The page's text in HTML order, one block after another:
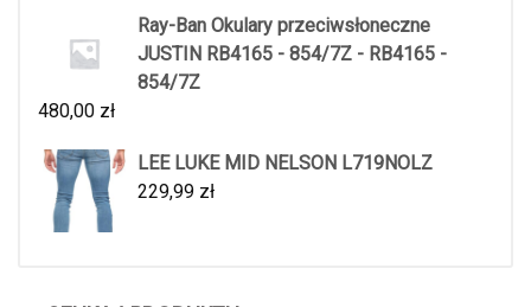
Ray-Ban Okulary przeciwsłoneczne
JUSTIN RB4165 - 854/7Z - RB4165 -
854/7Z
480,00 zł
LEE LUKE MID NELSON L719NOLZ
229,99 zł